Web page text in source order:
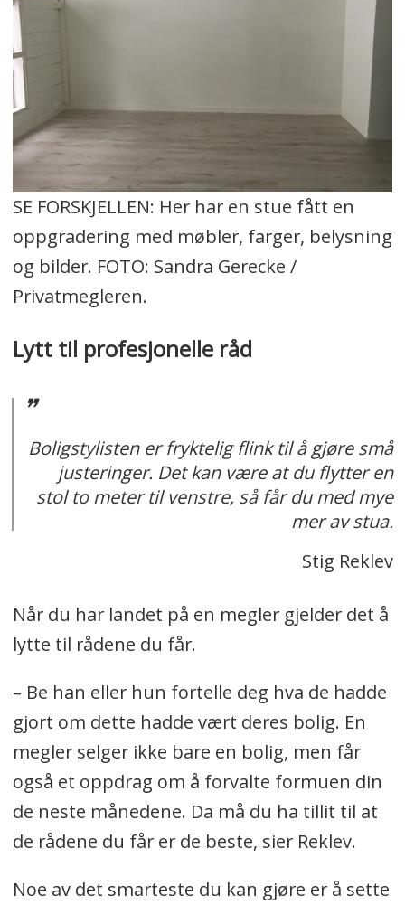
SE FORSKJELLEN: Her har en stue fått en
oppgradering med møbler, farger, belysning
og bilder. FOTO: Sandra Gerecke /
Privatmegleren.
Lytt til profesjonelle råd
Boligstylisten er fryktelig flink til å gjøre små
justeringer. Det kan være at du flytter en
stol to meter til venstre, så får du med mye
mer av stua.
Stig Reklev
Når du har landet på en megler gjelder det å
lytte til rådene du får.
– Be han eller hun fortelle deg hva de hadde
gjort om dette hadde vært deres bolig. En
megler selger ikke bare en bolig, men får
også et oppdrag om å forvalte formuen din
de neste månedene. Da må du ha tillit til at
de rådene du får er de beste, sier Reklev.
Noe av det smarteste du kan gjøre er å sette